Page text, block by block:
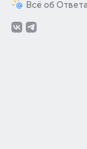
Всё об